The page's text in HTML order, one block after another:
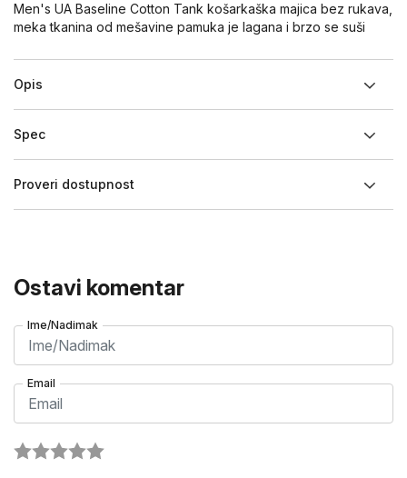
Men's UA Baseline Cotton Tank košarkaška majica bez rukava,
meka tkanina od mešavine pamuka je lagana i brzo se suši
Opis
Spec
Proveri dostupnost
Ostavi komentar
Ime/Nadimak
Email